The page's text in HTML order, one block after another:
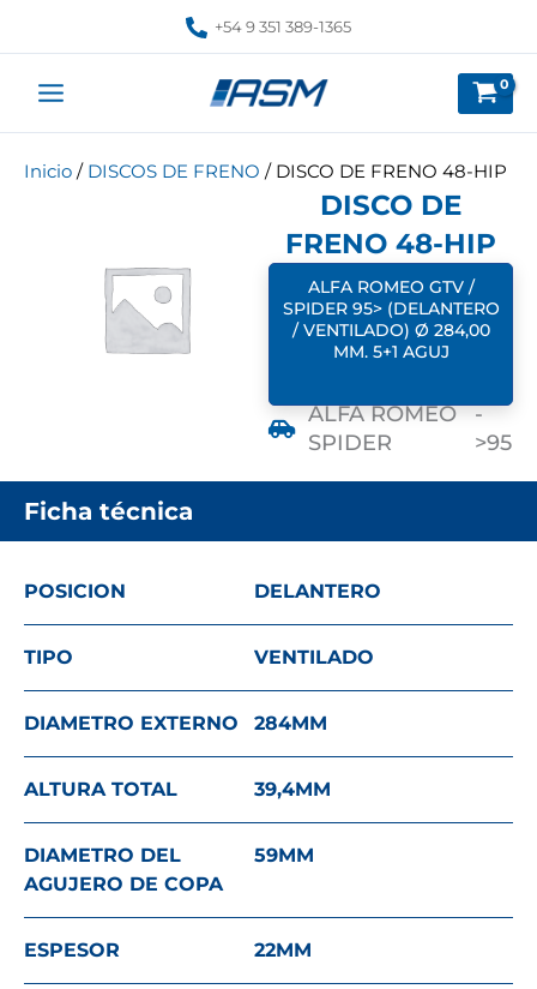
+54 9 351 389-1365
Inicio / DISCOS DE FRENO / DISCO DE FRENO 48-HIP
DISCO DE
FRENO 48-HIP
ALFA ROMEO GTV /
SPIDER 95> (DELANTERO
/ VENTILADO) Ø 284,00
MM. 5+1 AGUJ
ALFA ROMEO
SPIDER
-
>95
Ficha técnica
POSICION DELANTERO
TIPO VENTILADO
DIAMETRO EXTERNO 284MM
ALTURA TOTAL 39,4MM
DIAMETRO DEL
AGUJERO DE COPA
59MM
ESPESOR 22MM